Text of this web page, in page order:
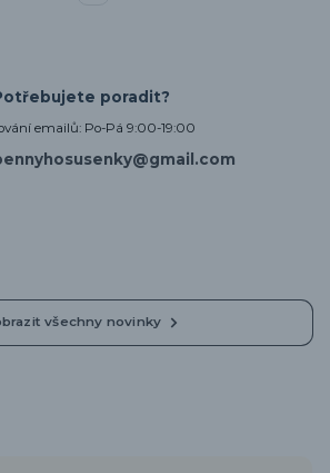
poradit?
emailů: Po-Pá 9:00-19:00
všechny novinky